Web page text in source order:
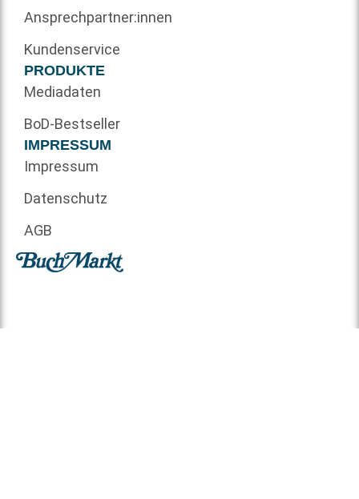
Ansprechpartner:innen
Kundenservice
PRODUKTE
Mediadaten
BoD-Bestseller
IMPRESSUM
Impressum
Datenschutz
AGB